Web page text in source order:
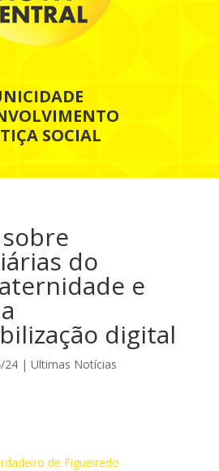
SOCIAL
do
e
digital
24| Ultimas Notícias
de Figueiredo